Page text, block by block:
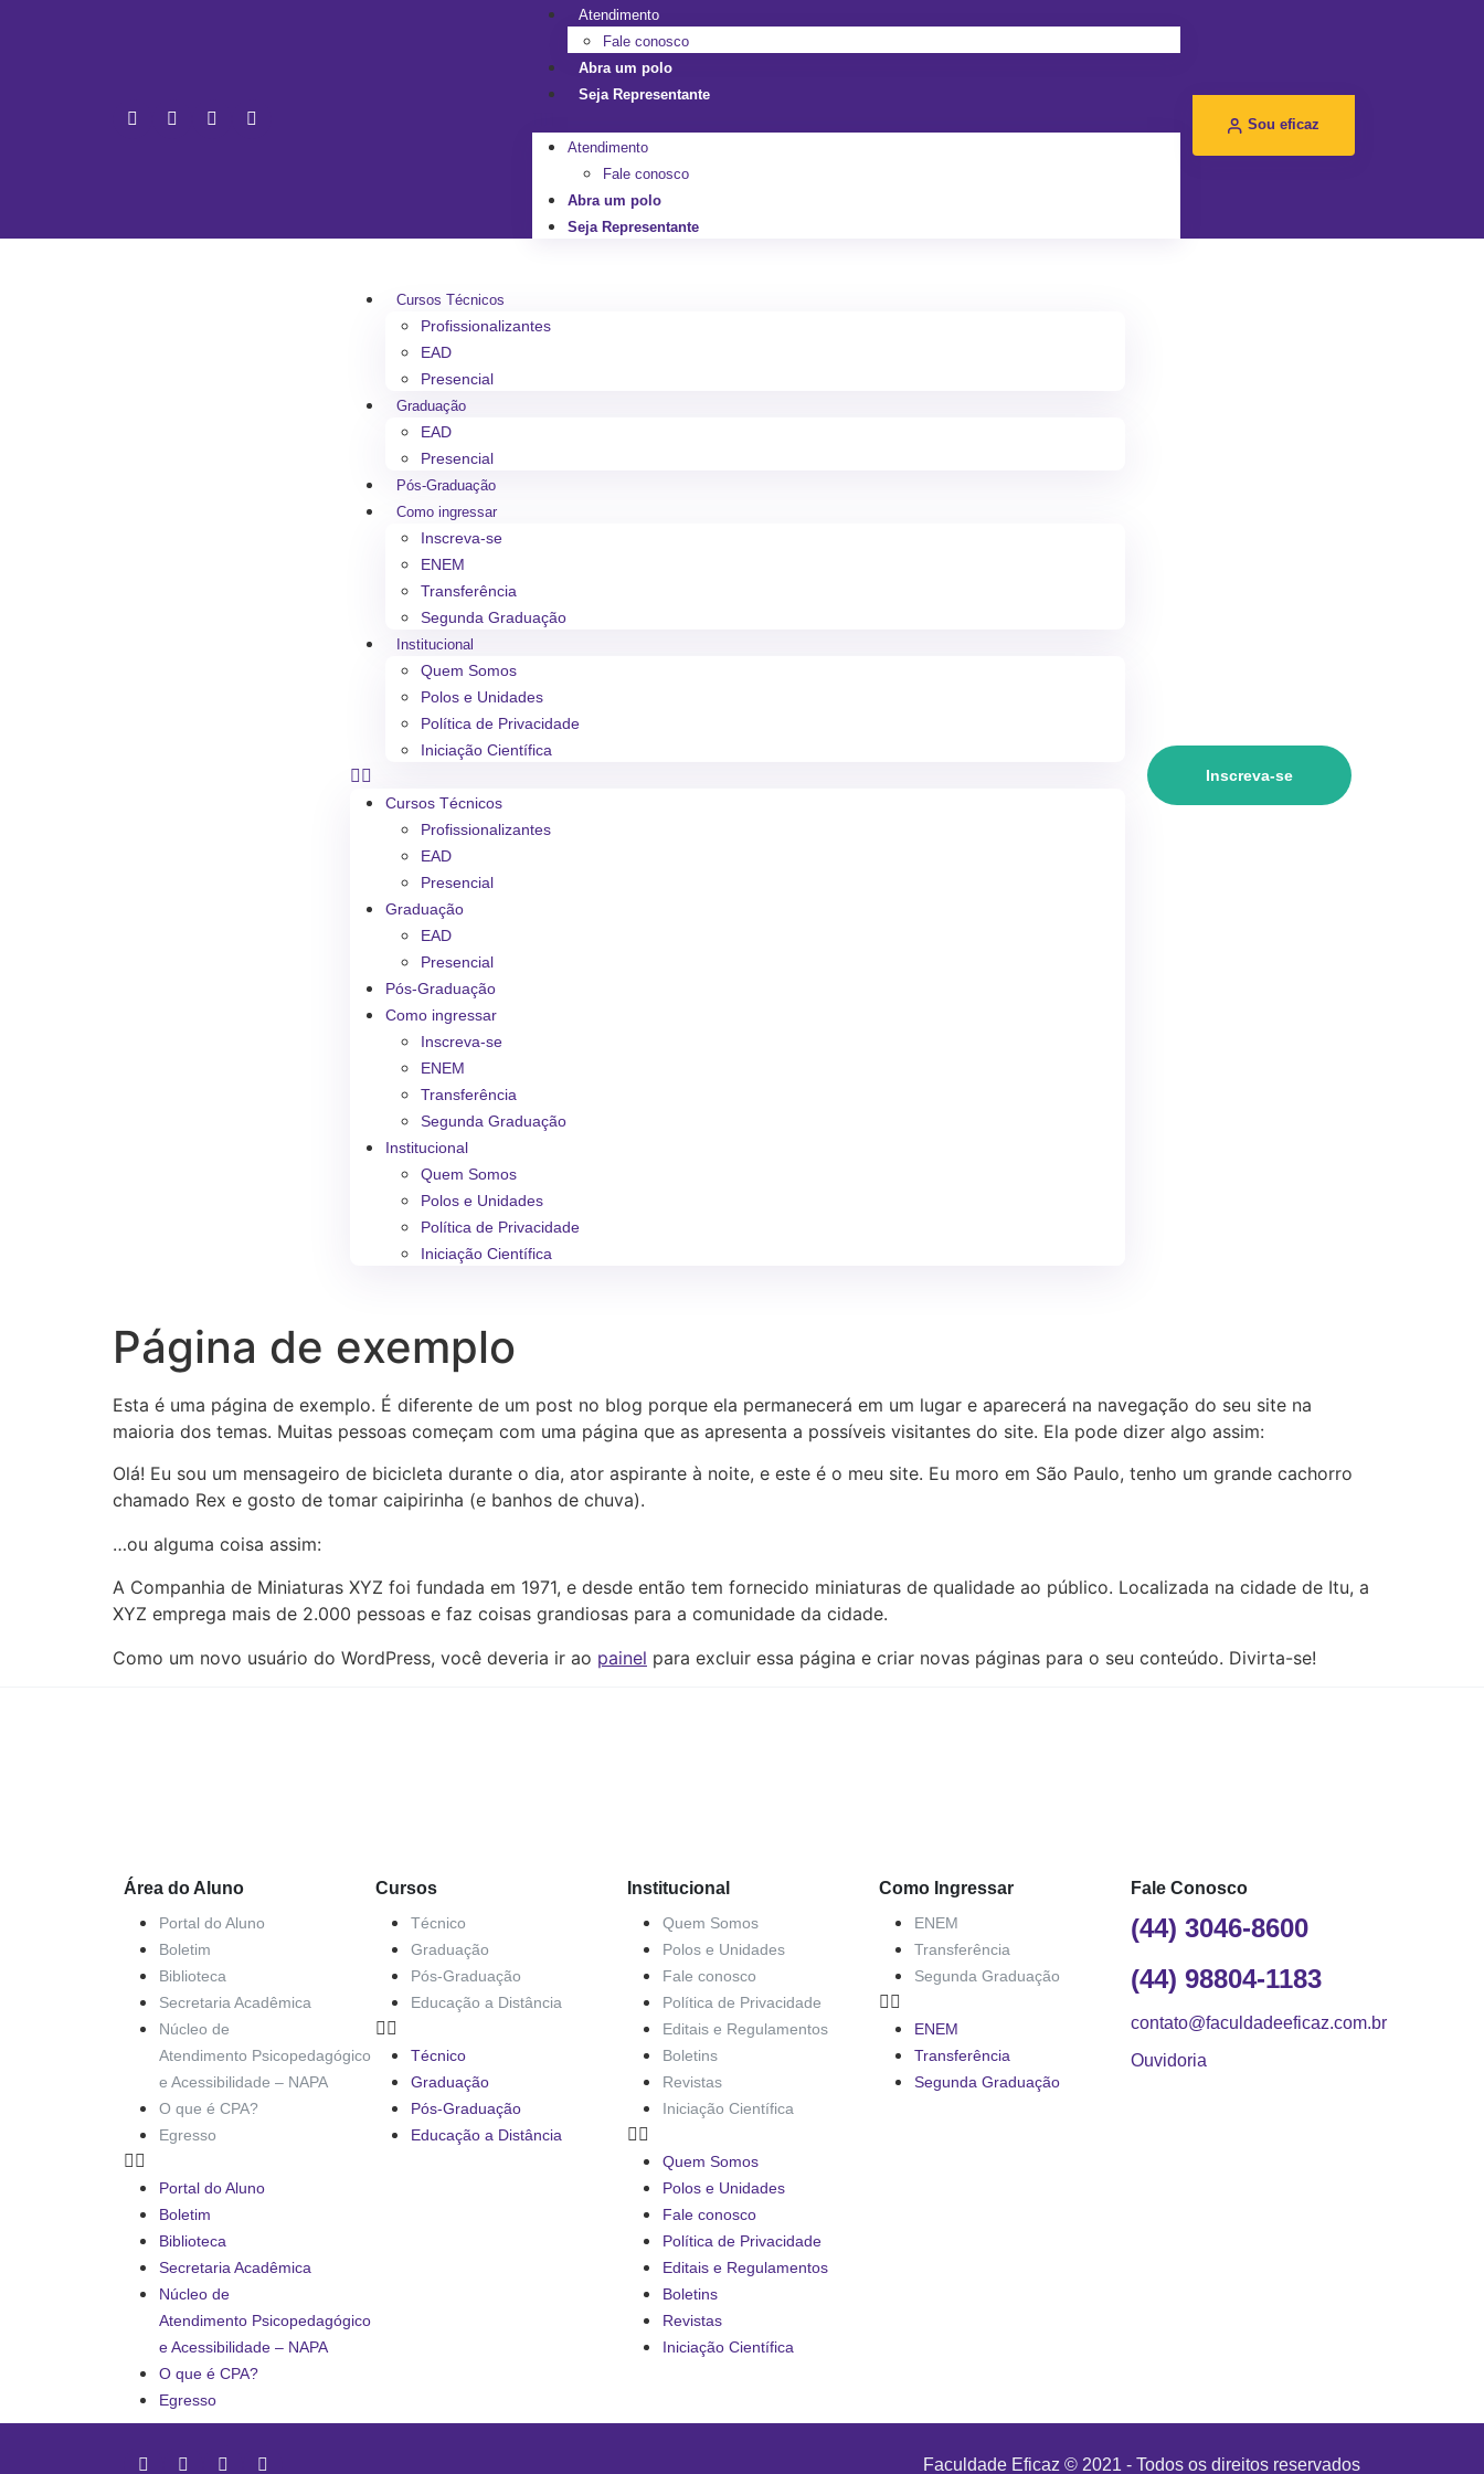
Atendimento
Fale conosco
Abra um polo
Seja Representante
Atendimento
Fale conosco
Abra um polo
Seja Representante
Sou eficaz
Cursos Técnicos
Profissionalizantes
EAD
Presencial
Graduação
EAD
Presencial
Pós-Graduação
Como ingressar
Inscreva-se
ENEM
Transferência
Segunda Graduação
Institucional
Quem Somos
Polos e Unidades
Política de Privacidade
Iniciação Científica
Cursos Técnicos
Profissionalizantes
EAD
Presencial
Graduação
EAD
Presencial
Pós-Graduação
Como ingressar
Inscreva-se
ENEM
Transferência
Segunda Graduação
Institucional
Quem Somos
Polos e Unidades
Política de Privacidade
Iniciação Científica
Inscreva-se
Página de exemplo
Esta é uma página de exemplo. É diferente de um post no blog porque ela permanecerá em um lugar e aparecerá na navegação do seu site na
maioria dos temas. Muitas pessoas começam com uma página que as apresenta a possíveis visitantes do site. Ela pode dizer algo assim:
Olá! Eu sou um mensageiro de bicicleta durante o dia, ator aspirante à noite, e este é o meu site. Eu moro em São Paulo, tenho um grande cachorro
chamado Rex e gosto de tomar caipirinha (e banhos de chuva).
…ou alguma coisa assim:
A Companhia de Miniaturas XYZ foi fundada em 1971, e desde então tem fornecido miniaturas de qualidade ao público. Localizada na cidade de Itu, a
XYZ emprega mais de 2.000 pessoas e faz coisas grandiosas para a comunidade da cidade.
Como um novo usuário do WordPress, você deveria ir ao painel para excluir essa página e criar novas páginas para o seu conteúdo. Divirta-se!
Área do Aluno
Portal do Aluno
Boletim
Biblioteca
Secretaria Acadêmica
Núcleo de
Atendimento Psicopedagógico
e Acessibilidade – NAPA
O que é CPA?
Egresso
Portal do Aluno
Boletim
Biblioteca
Secretaria Acadêmica
Núcleo de
Atendimento Psicopedagógico
e Acessibilidade – NAPA
O que é CPA?
Egresso
Cursos
Técnico
Graduação
Pós-Graduação
Educação a Distância
Técnico
Graduação
Pós-Graduação
Educação a Distância
Institucional
Quem Somos
Polos e Unidades
Fale conosco
Política de Privacidade
Editais e Regulamentos
Boletins
Revistas
Iniciação Científica
Quem Somos
Polos e Unidades
Fale conosco
Política de Privacidade
Editais e Regulamentos
Boletins
Revistas
Iniciação Científica
Como Ingressar
ENEM
Transferência
Segunda Graduação
ENEM
Transferência
Segunda Graduação
Fale Conosco
(44) 3046-8600
(44) 98804-1183
contato@faculdadeeficaz.com.br
Ouvidoria
Faculdade Eficaz © 2021 - Todos os direitos reservados